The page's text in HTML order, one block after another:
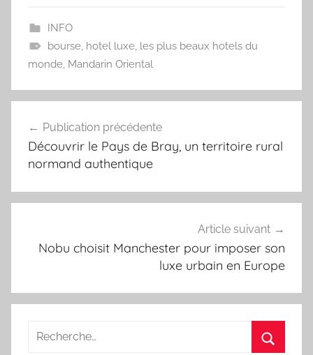
INFO
bourse, hotel luxe, les plus beaux hotels du
monde, Mandarin Oriental
de
l’article
Publication précédente
Découvrir le Pays de Bray, un territoire rural
normand authentique
Article suivant
Nobu choisit Manchester pour imposer son
luxe urbain en Europe
Recherche